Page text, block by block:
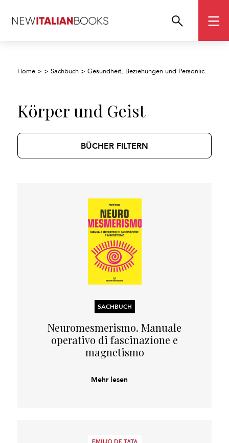
Home > >Sachbuch >Gesundheit, Beziehungen und Persönlichkeitsentwicklung
Körper und Geist
BÜCHER FILTERN
SACHBUCH
Neuromesmerismo. Manuale
operativo di fascinazione e
magnetismo
Mehr lesen